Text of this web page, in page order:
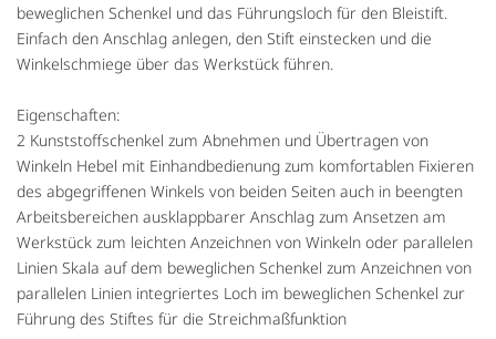
beweglichen Schenkel und das Führungsloch für den Bleistift.
Einfach den Anschlag anlegen, den Stift einstecken und die
Winkelschmiege über das Werkstück führen.
Eigenschaften:
2 Kunststoffschenkel zum Abnehmen und Übertragen von
Winkeln Hebel mit Einhandbedienung zum komfortablen Fixieren
des abgegriffenen Winkels von beiden Seiten auch in beengten
Arbeitsbereichen ausklappbarer Anschlag zum Ansetzen am
Werkstück zum leichten Anzeichnen von Winkeln oder parallelen
Linien Skala auf dem beweglichen Schenkel zum Anzeichnen von
parallelen Linien integriertes Loch im beweglichen Schenkel zur
Führung des Stiftes für die Streichmaßfunktion